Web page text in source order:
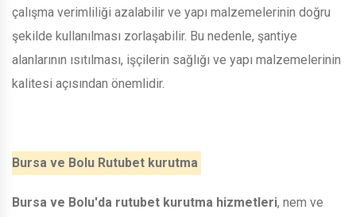
çalışma verimliliği azalabilir ve yapı malzemelerinin doğru
şekilde kullanılması zorlaşabilir. Bu nedenle, şantiye
alanlarının ısıtılması, işçilerin sağlığı ve yapı malzemelerinin
kalitesi açısından önemlidir.
Bursa ve Bolu Rutubet kurutma
Bursa ve Bolu'da rutubet kurutma hizmetleri, nem ve